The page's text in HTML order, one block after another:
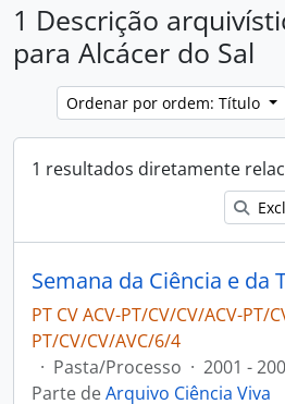
1 Descrição
para Alcácer do Sal
Ordenar por ordem: Título
1 resultados diretamente
PT CV ACV-PT/CV/CV/ACV-PT/
PT/CV/CV/AVC/6/4
· Pasta/Processo · 2001 -
Parte deArquivo Ciência Viva